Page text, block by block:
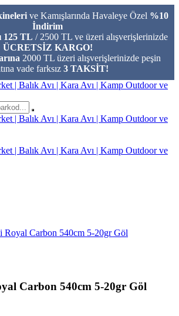
ve Kamışlarında Havaleye Özel %10
İndirim
125 TL / 2500 TL ve üzeri alışverişlerinizde
ÜCRETSİZ KARGO!
2000 TL üzeri alışverişlerinizde peşin
vade farksız 3 TAKSİT!
Carbon 540cm 5-20gr Göl